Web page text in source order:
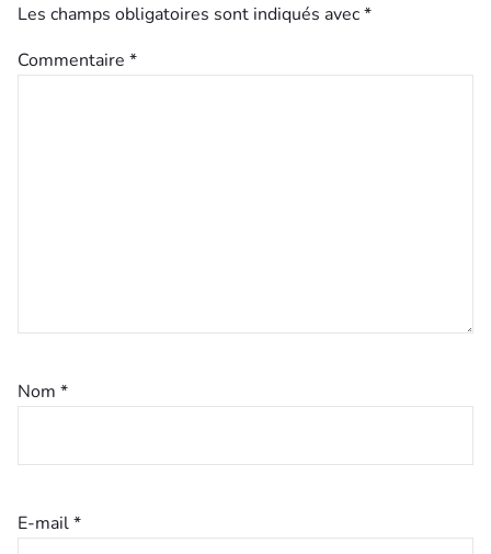
Les champs obligatoires sont indiqués avec*
Commentaire *
Nom *
E-mail*